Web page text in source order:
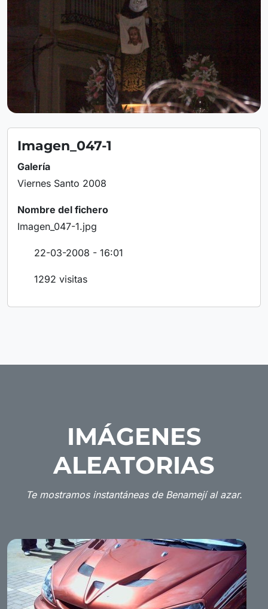
Imagen_047-1
Galería
Viernes Santo 2008
Nombre del fichero
Imagen_047-1.jpg
22-03-2008 - 16:01
1292 visitas
IMÁGENES
ALEATORIAS
Te mostramos instantáneas de Benamejí al azar.